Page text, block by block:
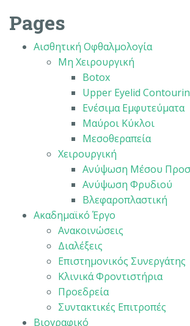
Pages
Αισθητική Οφθαλμολογία
Μη Χειρουργική
Botox
Upper Eyelid
Ενέσιμα Εμφυτεύματα
Μαύροι Κύκλοι
Μεσοθεραπεία
Χειρουργική
Ανύψωση Μέσου
Ανύψωση Φρυδιού
Βλεφαροπλαστική
Ακαδημαϊκό Έργο
Ανακοινώσεις
Διαλέξεις
Επιστημονικός Συνεργάτης
Κλινικά Φροντιστήρια
Προεδρεία
Συντακτικές Επιτροπές
Βιογραφικό